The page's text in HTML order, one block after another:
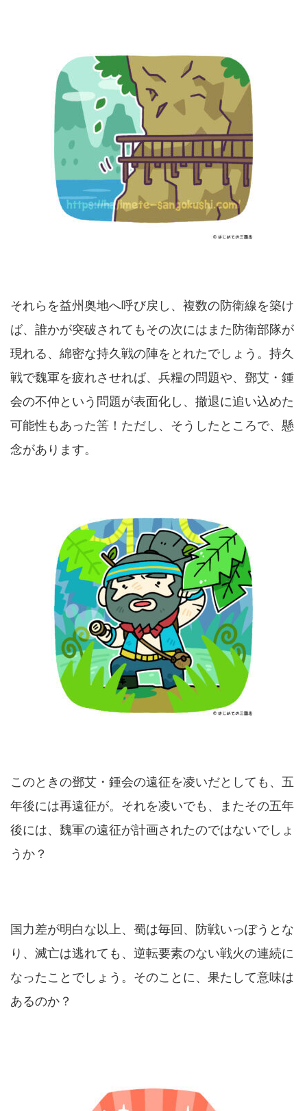
それらを益州奥地へ呼び戻し、複数の防衛線を築け
ば、誰かが突破されてもその次にはまた防衛部隊が
現れる、綿密な持久戦の陣をとれたでしょう。持久
戦で魏軍を疲れさせれば、兵糧の問題や、鄧艾・鍾
会の不仲という問題が表面化し、撤退に追い込めた
可能性もあった筈！ただし、そうしたところで、懸
念があります。
このときの鄧艾・鍾会の遠征を凌いだとしても、五
年後には再遠征が。それを凌いでも、またその五年
後には、魏軍の遠征が計画されたのではないでしょ
うか？
国力差が明白な以上、蜀は毎回、防戦いっぽうとな
り、滅亡は逃れても、逆転要素のない戦火の連続に
なったことでしょう。そのことに、果たして意味は
あるのか？